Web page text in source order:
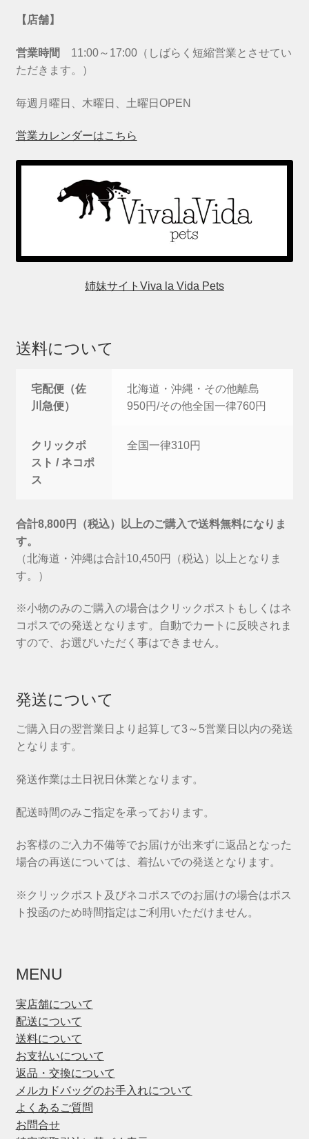
【店舗】
営業時間 11:00～17:00（しばらく短縮営業とさせてい
ただきます。）
毎週月曜日、木曜日、土曜日OPEN
営業カレンダーはこちら
姉妹サイトViva la Vida Pets
送料について
宅配便（佐
川急便）
北海道・沖縄・その他離島
950円/その他全国一律760円
クリックポ
スト / ネコポ
ス
全国一律310円
合計8,800円（税込）以上のご購入で送料無料になりま
す。
（北海道・沖縄は合計10,450円（税込）以上となりま
す。）
※小物のみのご購入の場合はクリックポストもしくはネ
コポスでの発送となります。自動でカートに反映されま
すので、お選びいただく事はできません。
発送について
ご購入日の翌営業日より起算して3～5営業日以内の発送
となります。
発送作業は土日祝日休業となります。
配送時間のみご指定を承っております。
お客様のご入力不備等でお届けが出来ずに返品となった
場合の再送については、着払いでの発送となります。
※クリックポスト及びネコポスでのお届けの場合はポス
ト投函のため時間指定はご利用いただけません。
MENU
実店舗について
配送について
送料について
お支払いについて
返品・交換について
メルカドバッグのお手入れについて
よくあるご質問
お問合せ